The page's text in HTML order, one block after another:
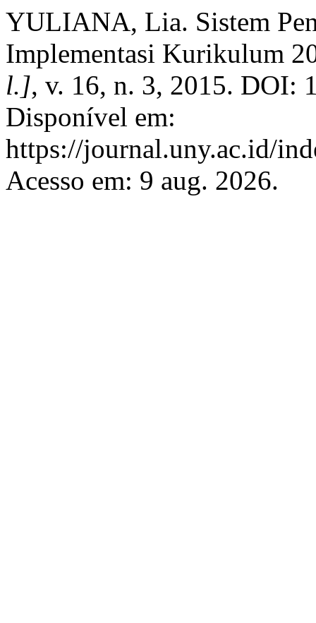
YULIANA, Lia. Sistem
Implementasi Kurikulum
l.], v. 16, n. 3, 2015. DOI:
Disponível em:
https://journal.uny.ac.id/
Acesso em: 9 aug. 2026.